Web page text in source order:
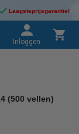
Laagsteprijsgarantie!
Inloggen
(500 vellen)